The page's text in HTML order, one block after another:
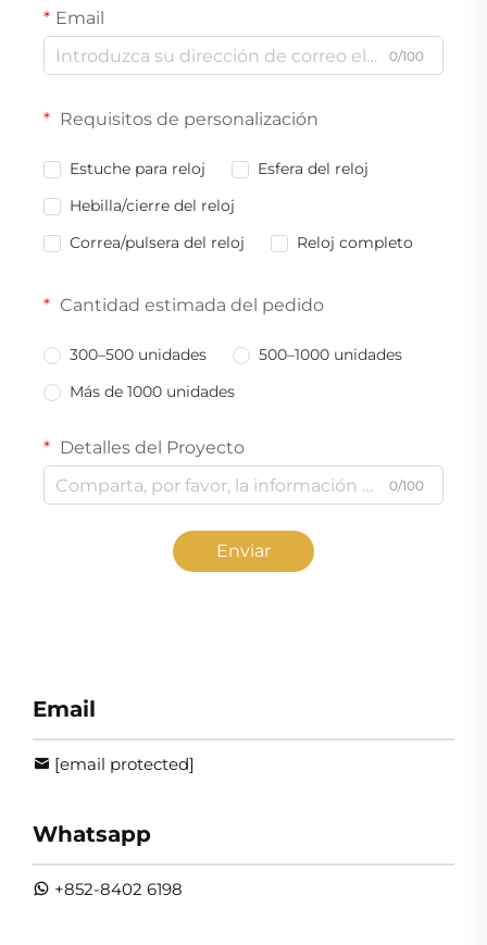
Email
0/100
Requisitos de personalización
Estuche para reloj
Esfera del reloj
Hebilla/cierre del reloj
Correa/pulsera del reloj
Reloj completo
Cantidad estimada del pedido
300–500 unidades
500–1000 unidades
Más de 1000 unidades
Detalles del Proyecto
0/100
Enviar
Email
[email protected]
Whatsapp
+852-8402 6198